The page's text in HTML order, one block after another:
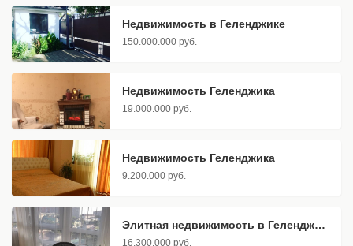
Недвижимость в Геленджике
150.000.000 руб.
Недвижимость Геленджика
19.000.000 руб.
Недвижимость Геленджика
9.200.000 руб.
Элитная недвижимость в Геленджике
16.300.000 руб.